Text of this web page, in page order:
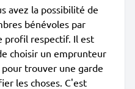
avez la possibilité de
bénévoles par
profil respectif. Il est
choisir un emprunteur
trouver une garde
les choses. C'est